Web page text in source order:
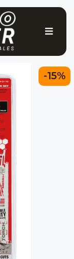
-15%